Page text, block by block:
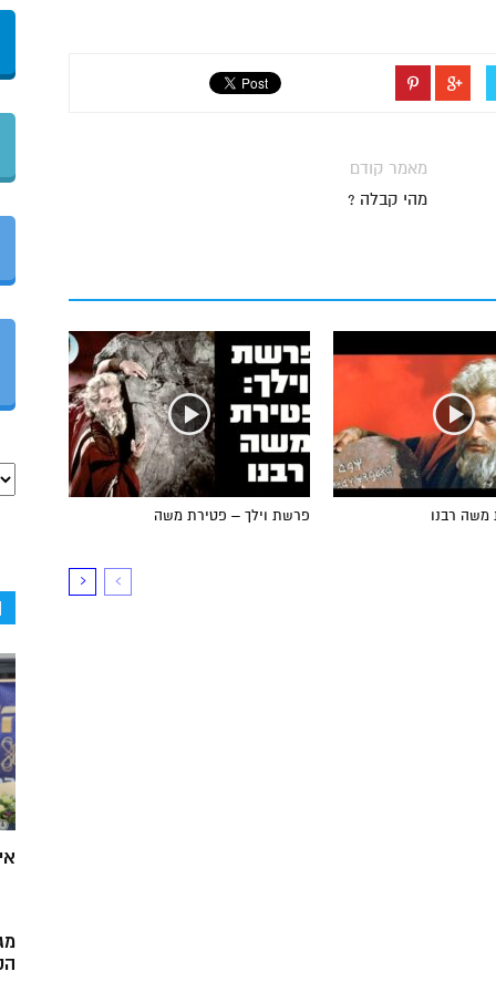
מאמר קודם
מהי קבלה ?
פרשת וילך – פטירת משה משה רבנו